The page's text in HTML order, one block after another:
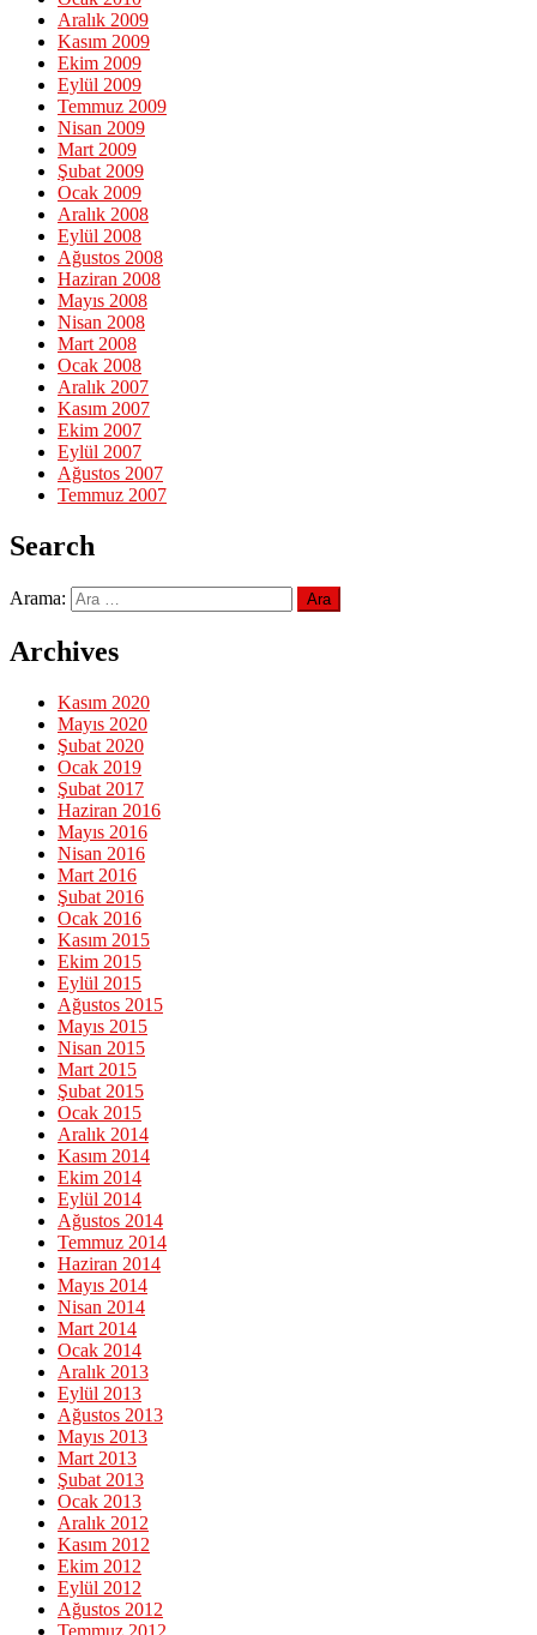
Aralık 2009
Kasım 2009
Ekim 2009
Eylül 2009
Temmuz 2009
Nisan 2009
Mart 2009
Şubat 2009
Ocak 2009
Aralık 2008
Eylül 2008
Ağustos 2008
Haziran 2008
Mayıs 2008
Nisan 2008
Mart 2008
Ocak 2008
Aralık 2007
Kasım 2007
Ekim 2007
Eylül 2007
Ağustos 2007
Temmuz 2007
Search
Arama:
Archives
Kasım 2020
Mayıs 2020
Şubat 2020
Ocak 2019
Şubat 2017
Haziran 2016
Mayıs 2016
Nisan 2016
Mart 2016
Şubat 2016
Ocak 2016
Kasım 2015
Ekim 2015
Eylül 2015
Ağustos 2015
Mayıs 2015
Nisan 2015
Mart 2015
Şubat 2015
Ocak 2015
Aralık 2014
Kasım 2014
Ekim 2014
Eylül 2014
Ağustos 2014
Temmuz 2014
Haziran 2014
Mayıs 2014
Nisan 2014
Mart 2014
Ocak 2014
Aralık 2013
Eylül 2013
Ağustos 2013
Mayıs 2013
Mart 2013
Şubat 2013
Ocak 2013
Aralık 2012
Kasım 2012
Ekim 2012
Eylül 2012
Ağustos 2012
Temmuz 2012